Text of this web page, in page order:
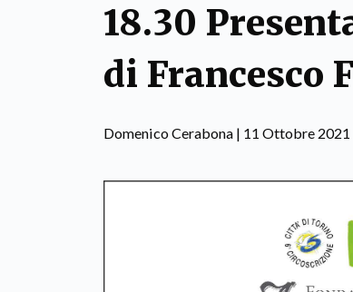
18.30
di Francesco
Domenico Cerabona | 11 Ottobre 2021